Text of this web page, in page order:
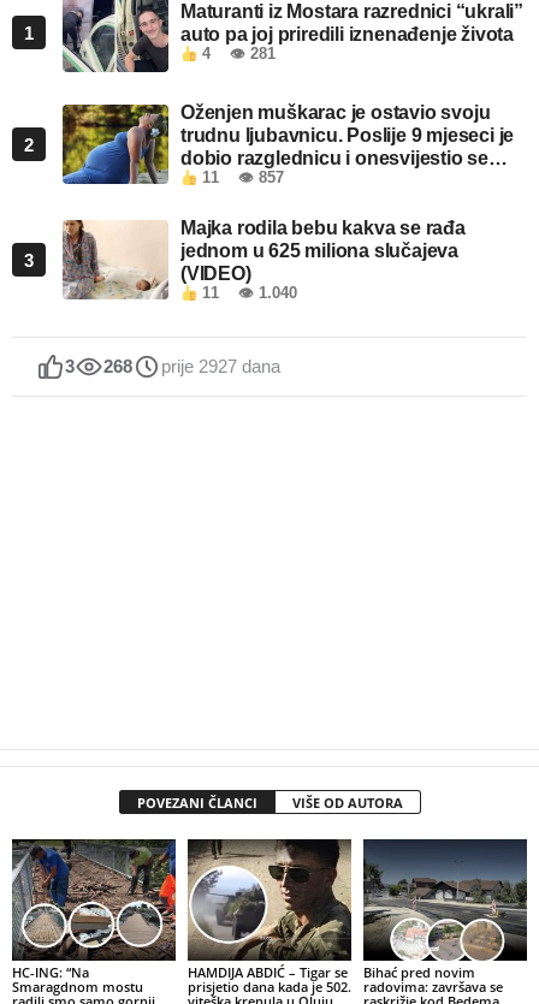
1
Maturanti iz Mostara razrednici “ukrali”
auto pa joj priredili iznenađenje života
4 👁 281
2
Oženjen muškarac je ostavio svoju
trudnu ljubavnicu. Poslije 9 mjeseci je
dobio razglednicu i onesvijestio se
kada je pročitao šta piše!
11 👁 857
3
Majka rodila bebu kakva se rađa
jednom u 625 miliona slučajeva
(VIDEO)
11 👁 1.040
3 268 prije 2927 dana
POVEZANI ČLANCI VIŠE OD AUTORA
HC-ING: “Na
Smaragdnom mostu
HAMDIJA ABDIĆ – Tigar se
prisjetio dana kada je 502.
Bihać pred novim
radovima: završava se